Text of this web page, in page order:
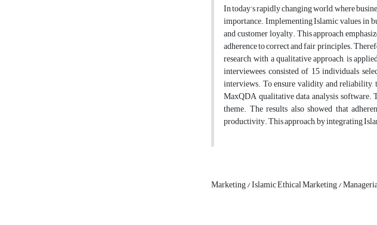
In today’s rapidly changing world, where
importance. Implementing Islamic values in
and customer loyalty. This approach
adherence to correct and fair principles.
research, with a qualitative approach, is
interviewees consisted of 15 individuals
interviews. To ensure validity and reliability,
MaxQDA qualitative data analysis software.
theme. The results also showed that
productivity. This approach, by integrating
Marketing / Islamic Ethical Marketing /